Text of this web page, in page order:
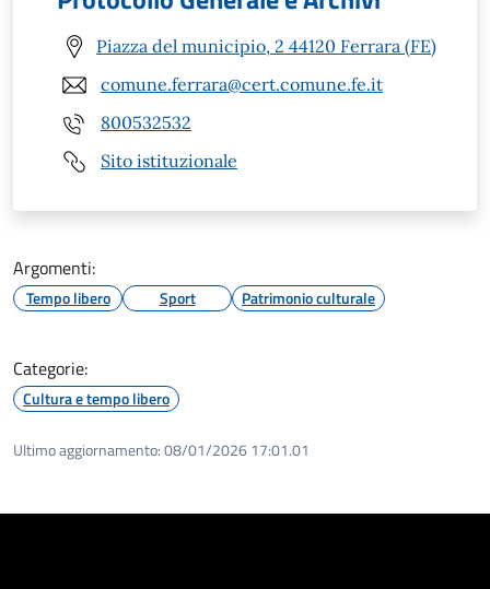
Piazza del municipio, 2 44120 Ferrara (FE)
comune.ferrara@cert.comune.fe.it
800532532
Sito istituzionale
Argomenti:
Tempo libero Sport Patrimonio culturale
Categorie:
Cultura e tempo libero
Ultimo aggiornamento:08/01/2026 17:01.01